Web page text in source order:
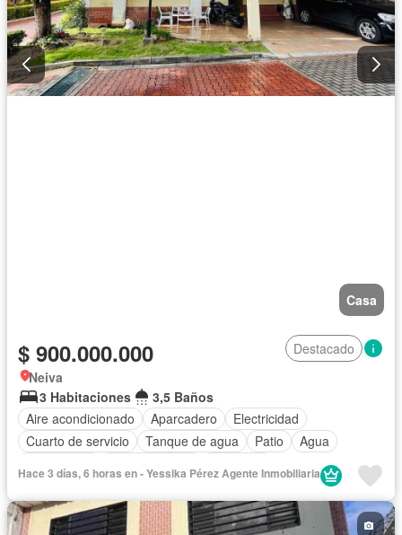
Casa
$ 900.000.000
Destacado
Neiva
3 Habitaciones
3,5 Baños
Aire acondicionado
Aparcadero
Electricidad
Cuarto de servicio
Tanque de agua Patio
Agua
Seguridad privada
Piscina
Jardín
Área infantil
Acceso para personas con discapacidad
Permite mascotas
Hace 3 días, 6 horas en - Yessika Pérez Agente Inmobiliaria